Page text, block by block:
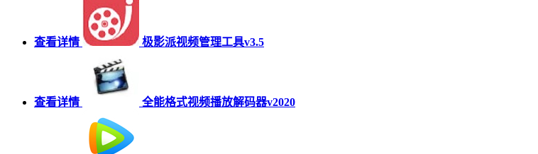
查看详情 极影派视频管理工具v3.5
查看详情 全能格式视频播放解码器v2020